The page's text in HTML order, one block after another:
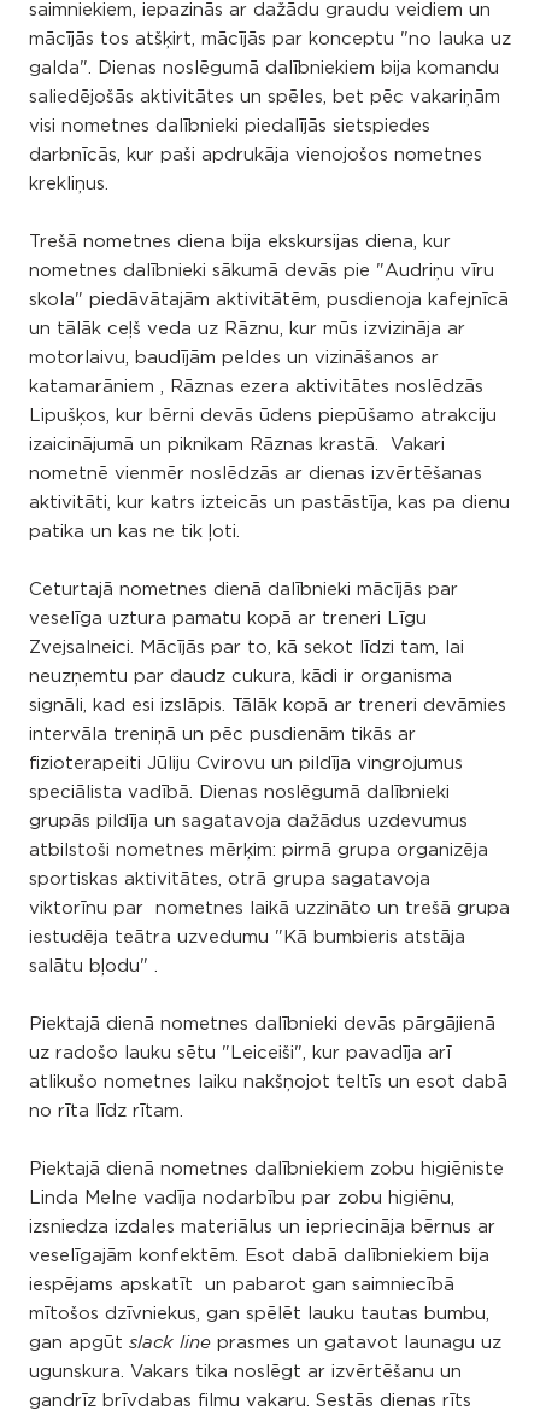
saimniekiem, iepazinās ar dažādu graudu veidiem un
mācījās tos atšķirt, mācījās par konceptu "no lauka uz
galda". Dienas noslēgumā dalībniekiem bija komandu
saliedējošās aktivitātes un spēles, bet pēc vakariņām
visi nometnes dalībnieki piedalījās sietspiedes
darbnīcās, kur paši apdrukāja vienojošos nometnes
krekliņus.
Trešā nometnes diena bija ekskursijas diena, kur
nometnes dalībnieki sākumā devās pie "Audriņu vīru
skola" piedāvātajām aktivitātēm, pusdienoja kafejnīcā
un tālāk ceļš veda uz Rāznu, kur mūs izvizināja ar
motorlaivu, baudījām peldes un vizināšanos ar
katamarāniem , Rāznas ezera aktivitātes noslēdzās
Lipušķos, kur bērni devās ūdens piepūšamo atrakciju
izaicinājumā un piknikam Rāznas krastā. Vakari
nometnē vienmēr noslēdzās ar dienas izvērtēšanas
aktivitāti, kur katrs izteicās un pastāstīja, kas pa dienu
patika un kas ne tik ļoti.
Ceturtajā nometnes dienā dalībnieki mācījās par
veselīga uztura pamatu kopā ar treneri Līgu
Zvejsalneici. Mācījās par to, kā sekot līdzi tam, lai
neuzņemtu par daudz cukura, kādi ir organisma
signāli, kad esi izslāpis. Tālāk kopā ar treneri devāmies
intervāla treniņā un pēc pusdienām tikās ar
fizioterapeiti Jūliju Cvirovu un pildīja vingrojumus
speciālista vadībā. Dienas noslēgumā dalībnieki
grupās pildīja un sagatavoja dažādus uzdevumus
atbilstoši nometnes mērķim: pirmā grupa organizēja
sportiskas aktivitātes, otrā grupa sagatavoja
viktorīnu par nometnes laikā uzzināto un trešā grupa
iestudēja teātra uzvedumu "Kā bumbieris atstāja
salātu bļodu" .
Piektajā dienā nometnes dalībnieki devās pārgājienā
uz radošo lauku sētu "Leiceiši", kur pavadīja arī
atlikušo nometnes laiku nakšņojot teltīs un esot dabā
no rīta līdz rītam.
Piektajā dienā nometnes dalībniekiem zobu higiēniste
Linda Melne vadīja nodarbību par zobu higiēnu,
izsniedza izdales materiālus un iepriecināja bērnus ar
veselīgajām konfektēm. Esot dabā dalībniekiem bija
iespējams apskatīt un pabarot gan saimniecībā
mītošos dzīvniekus, gan spēlēt lauku tautas bumbu,
gan apgūt slack line prasmes un gatavot launagu uz
ugunskura. Vakars tika noslēgt ar izvērtēšanu un
gandrīz brīvdabas filmu vakaru. Sestās dienas rīts